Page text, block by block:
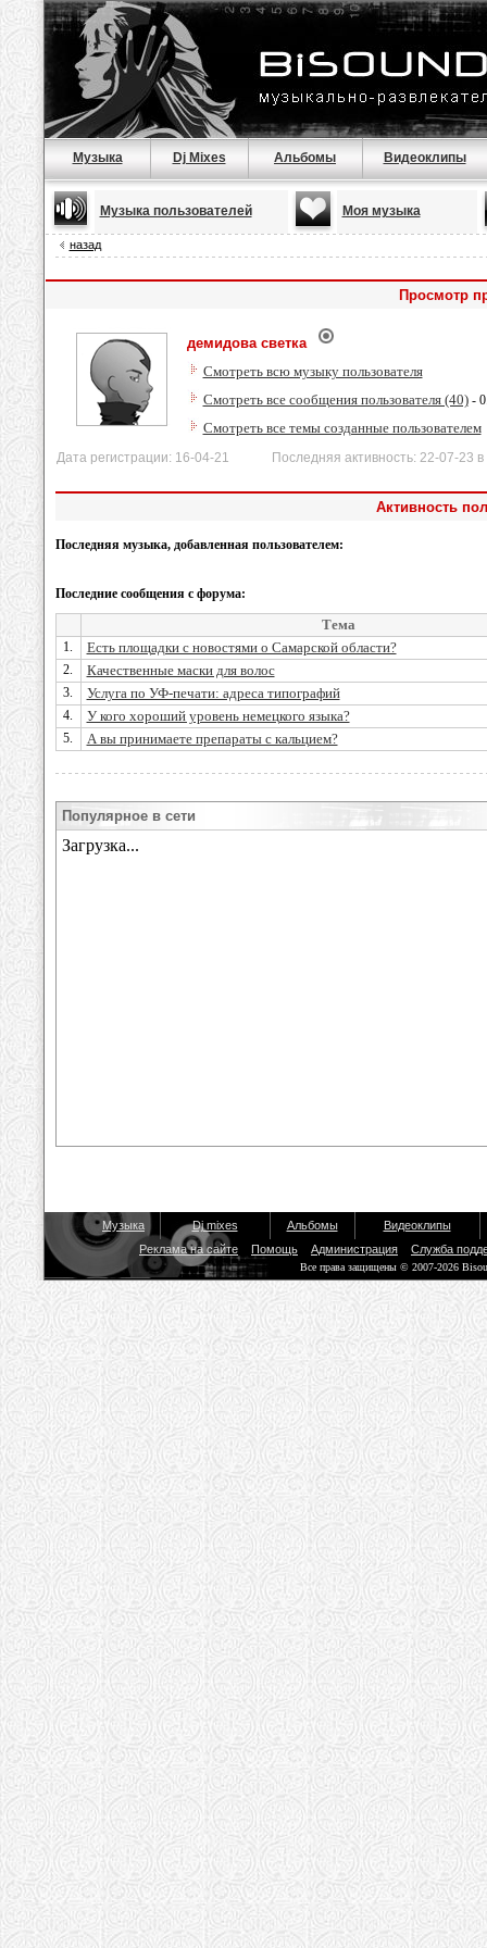
Музыка Dj Mixes Альбомы Видеоклипы
Музыка пользователей Моя музыка
назад
Просмотр
демидова светка
Смотреть всю музыку пользователя
Смотреть все сообщения пользователя (40)-
Смотреть все темы созданные пользователем
Дата регистрации: 16-04-21 Последняя активность: 22-07-23 в
Активность
Последняя музыка, добавленная пользователем:
Последние сообщения с форума:
Тема
1. Есть площадки с новостями о Самарской области?
2. Качественные маски для волос
3. Услуга по УФ-печати: адреса типографий
4. У кого хороший уровень немецкого языка?
5. А вы принимаете препараты с кальцием?
Популярное в сети
Музыка Dj mixes Альбомы
Видеоклипы
Реклама на сайте
Помощь Администрация Служба
Все права защищены © 2007-2026